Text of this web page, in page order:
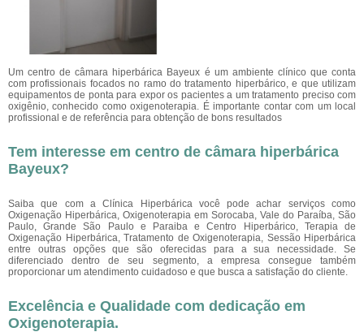
Um centro de câmara hiperbárica Bayeux é um ambiente clínico que conta
com profissionais focados no ramo do tratamento hiperbárico, e que utilizam
equipamentos de ponta para expor os pacientes a um tratamento preciso com
oxigênio, conhecido como oxigenoterapia. É importante contar com um local
profissional e de referência para obtenção de bons resultados
Tem interesse em centro de câmara hiperbárica
Bayeux?
Saiba que com a Clínica Hiperbárica você pode achar serviços como
Oxigenação Hiperbárica, Oxigenoterapia em Sorocaba, Vale do Paraíba, São
Paulo, Grande São Paulo e Paraiba e Centro Hiperbárico, Terapia de
Oxigenação Hiperbárica, Tratamento de Oxigenoterapia, Sessão Hiperbárica
entre outras opções que são oferecidas para a sua necessidade. Se
diferenciado dentro de seu segmento, a empresa consegue também
proporcionar um atendimento cuidadoso e que busca a satisfação do cliente.
Excelência e Qualidade com dedicação em
Oxigenoterapia.